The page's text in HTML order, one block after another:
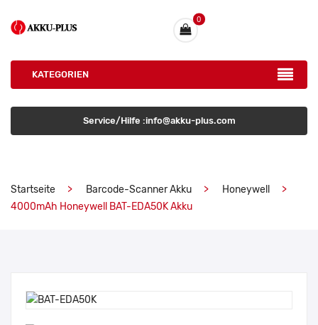
0
KATEGORIEN
Service/Hilfe :info@akku-plus.com
Startseite Barcode-Scanner Akku
Honeywell
4000mAh Honeywell BAT-EDA50K Akku